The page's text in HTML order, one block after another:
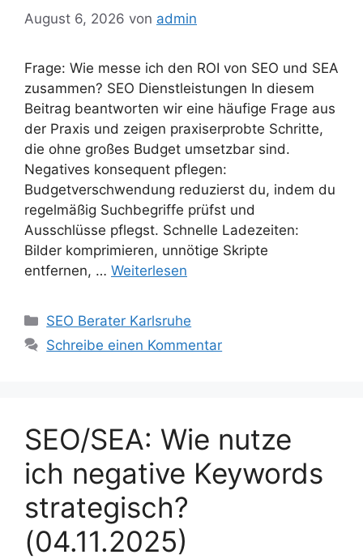
August 6, 2026 von admin
Frage: Wie messe ich den ROI von SEO und SEA
zusammen? SEO Dienstleistungen In diesem
Beitrag beantworten wir eine häufige Frage aus
der Praxis und zeigen praxiserprobte Schritte,
die ohne großes Budget umsetzbar sind.
Negatives konsequent pflegen:
Budgetverschwendung reduzierst du, indem du
regelmäßig Suchbegriffe prüfst und
Ausschlüsse pflegst. Schnelle Ladezeiten:
Bilder komprimieren, unnötige Skripte
entfernen, … Weiterlesen
Kategorien
SEO Berater Karlsruhe
Schreibe einen Kommentar
SEO/SEA: Wie nutze
ich negative Keywords
strategisch?
(04.11.2025)